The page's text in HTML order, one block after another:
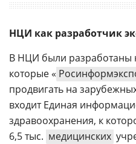
НЦИ как разработчик
В НЦИ были разработаны
которые «
продвигать на
входит Единая
здравоохранения, к
6,5 тыс. медицинских